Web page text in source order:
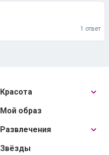
1 ответ
Красота
Мой образ
Развлечения
Звёзды